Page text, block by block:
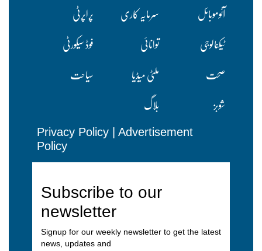
آٹوموبائل
سرمایہ کاری
پراپرٹی
ٹیکنالوجی
توانائی
فوڈ سیکورٹی
صحت
ملٹی میڈیا
سیاحت
شوبز
بلاگ
Privacy Policy | Advertisement
Policy
Subscribe to our
newsletter
Signup for our weekly newsletter to get the latest
news, updates and